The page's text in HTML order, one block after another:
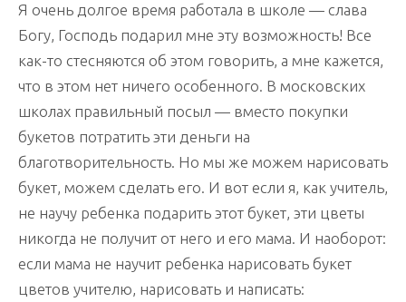
Я очень долгое время работала в школе — слава
Богу, Господь подарил мне эту возможность! Все
как-то стесняются об этом говорить, а мне кажется,
что в этом нет ничего особенного. В московских
школах правильный посыл — вместо покупки
букетов потратить эти деньги на
благотворительность. Но мы же можем нарисовать
букет, можем сделать его. И вот если я, как учитель,
не научу ребенка подарить этот букет, эти цветы
никогда не получит от него и его мама. И наоборот:
если мама не научит ребенка нарисовать букет
цветов учителю, нарисовать и написать: